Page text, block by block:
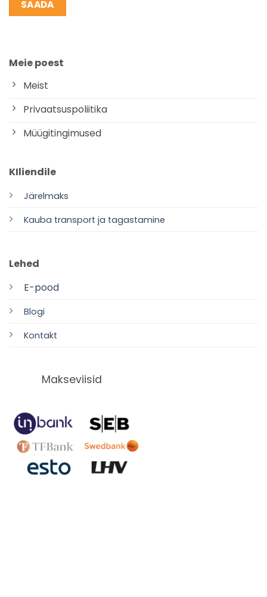
KIliendile
Järelmaks
Kauba transport ja tagastamine
Lehed
E-pood
Blogi
Kontakt
Makseviisid
Meie poest
Meist
Privaatsuspoliitika
Müügitingimused